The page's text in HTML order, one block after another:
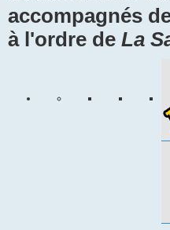
accompagnés
à l'ordre de La